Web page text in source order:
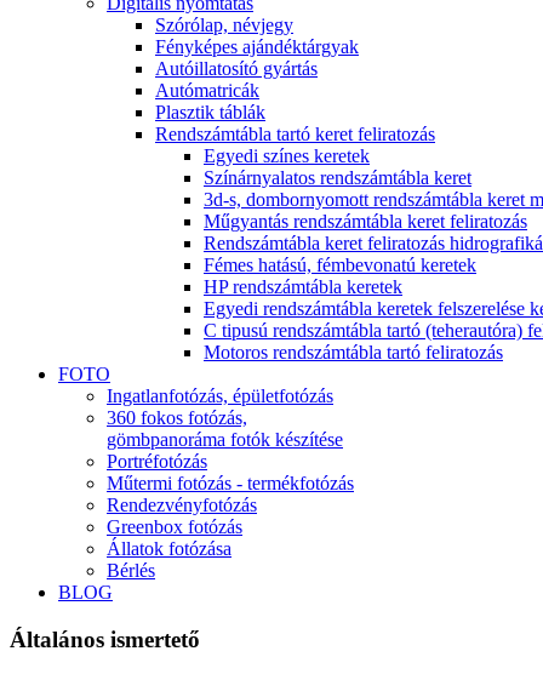
Szórólap, névjegy
Fényképes ajándéktárgyak
Autóillatosító gyártás
Autómatricák
Plasztik táblák
Rendszámtábla tartó keret feliratozás
Egyedi színes keretek
Színárnyalatos rendszámtábla keret
3d-s, dombornyomott rendszámtábla keret
Műgyantás rendszámtábla keret feliratozás
Rendszámtábla keret feliratozás
Fémes hatású, fémbevonatú keretek
HP rendszámtábla keretek
Egyedi rendszámtábla keretek felszerelése
C tipusú rendszámtábla tartó (teherautóra)
Motoros rendszámtábla tartó feliratozás
FOTO
Ingatlanfotózás, épületfotózás
360 fokos fotózás,
gömbpanoráma fotók készítése
Portréfotózás
Műtermi fotózás - termékfotózás
Rendezvényfotózás
Greenbox fotózás
Állatok fotózása
Bérlés
BLOG
Általános ismertető